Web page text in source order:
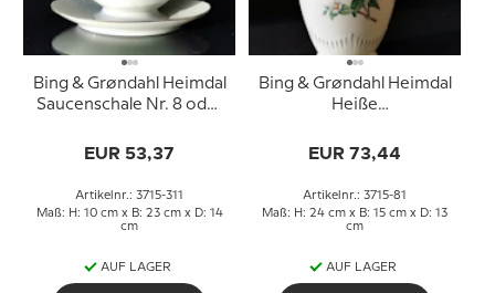
Bing & Grøndahl Heimdal
Saucenschale Nr. 8 oder
EUR 53,37
Artikelnr.: 3715-311
Maß: H: 10 cm x B: 23 cm x D: 14
cm
AUF LAGER
Bing & Grøndahl Heimdal
Heiße
81
EUR 73,44
Artikelnr.: 3715-81
Maß: H: 24 cm x B: 15 cm x D: 13
cm
AUF LAGER